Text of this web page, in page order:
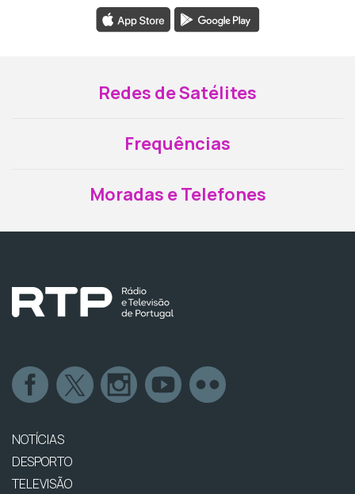
Redes de Satélites
Frequências
Moradas e Telefones
NOTÍCIAS
DESPORTO
TELEVISÃO